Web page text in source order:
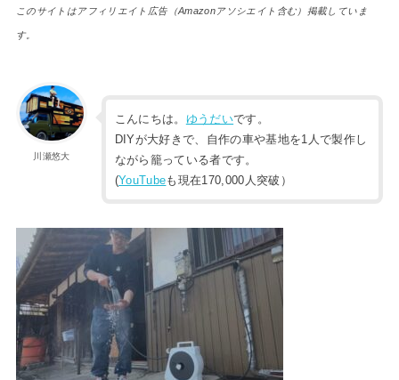
このサイトはアフィリエイト広告（Amazonアソシエイト含む）掲載していま
す。
川瀬悠大
こんにちは。 ゆうだいです。
DIYが大好きで、自作の車や基地を1人で製作し
ながら籠っている者です。
(YouTubeも現在170,000人突破）